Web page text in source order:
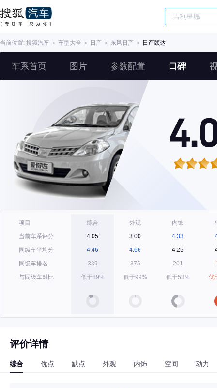
当前位置: 搜狐汽车 ＞ 车型大全 ＞ 日产 ＞ 东风日产 ＞ 日产颐达
车系首页 图片 参数配置 口碑
项目
当前车系评分
同级车平均分
同级车排名
与同级车对比
综合
4.05
4.46
339
低于89%
外观
3.00
4.66
375
低于99%
内饰
4.33
4.25
201
低于53%
优
评价详情
综合 优点 缺点 外观 内饰 空间 动力